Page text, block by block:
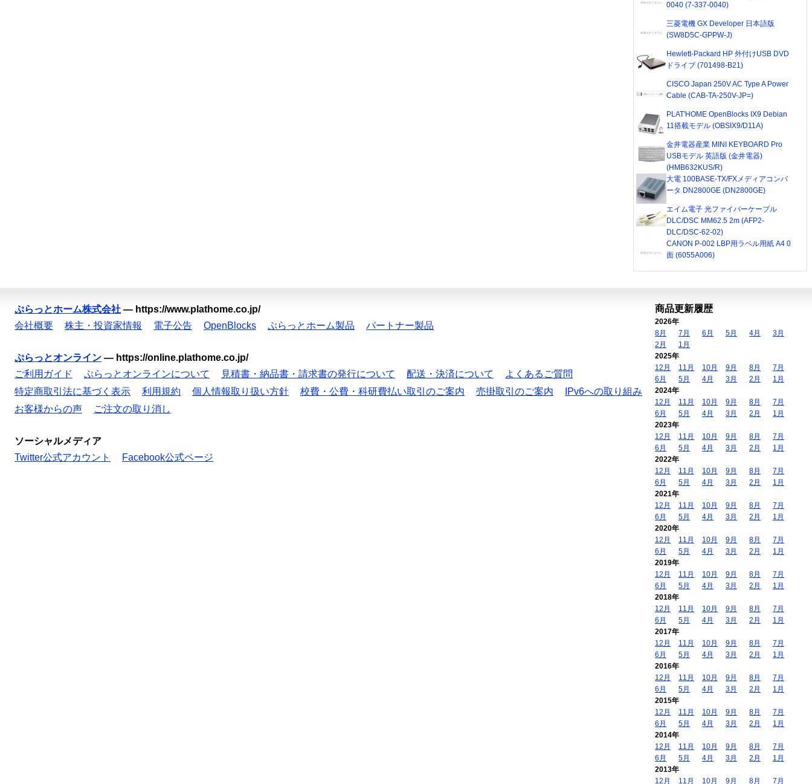
0040 (7-337-0040)
三菱電機 GX Developer 日本語版
(SW8D5C-GPPW-J)
Hewlett-Packard HP 外付けUSB DVD
ドライブ (701498-B21)
CISCO Japan 250V AC Type A Power
Cable (CAB-TA-250V-JP=)
PLAT'HOME OpenBlocks IX9 Debian
11搭載モデル (OBSIX9/D11A)
金井電器産業 MINI KEYBOARD Pro
USBモデル 英語版 (金井電器)
(HMB632KUS/R)
大電 100BASE-TX/FXメディアコンバ
ータ DN2800GE (DN2800GE)
エイム電子 光ファイバーケーブル
DLC/DSC MM62.5 2m (AFP2-
DLC/DSC-62-02)
CANON P-002 LBP用ラベル用紙 A4 0
面 (6055A006)
ぷらっとホーム株式会社 — https://www.plathome.co.jp/
会社概要
株主・投資家情報 電子公告 OpenBlocks ぷらっとホーム製品 パートナー製品
ぷらっとオンライン — https://online.plathome.co.jp/
ご利用ガイド
ぷらっとオンラインについて 見積書・納品書・請求書の発行について 配送・決済について
よくあるご質問
特定商取引法に基づく表示
利用規約 個人情報取り扱い方針 校費・公費・科研費払い取引のご案内 売掛取引のご案内
IPv6への取り組み
お客様からの声
ご注文の取り消し
ソーシャルメディア
Twitter公式アカウント
Facebook公式ページ
商品更新履歴
2026年
8月
7月 6月 5月 4月
3月
2月
1月
2025年
12月
11月 10月 9月 8月
7月
6月
5月 4月 3月 2月
1月
2024年
12月
11月 10月 9月 8月
7月
6月
5月 4月 3月 2月
1月
2023年
12月
11月 10月 9月 8月
7月
6月
5月 4月 3月 2月
1月
2022年
12月
11月 10月 9月 8月
7月
6月
5月 4月 3月 2月
1月
2021年
12月
11月 10月 9月 8月
7月
6月
5月 4月 3月 2月
1月
2020年
12月
11月 10月 9月 8月
7月
6月
5月 4月 3月 2月
1月
2019年
12月
11月 10月 9月 8月
7月
6月
5月 4月 3月 2月
1月
2018年
12月
11月 10月 9月 8月
7月
6月
5月 4月 3月 2月
1月
2017年
12月
11月 10月 9月 8月
7月
6月
5月 4月 3月 2月
1月
2016年
12月
11月 10月 9月 8月
7月
6月
5月 4月 3月 2月
1月
2015年
12月
11月 10月 9月 8月
7月
6月
5月 4月 3月 2月
1月
2014年
12月
11月 10月 9月 8月
7月
6月
5月 4月 3月 2月
1月
2013年
12月
11月 10月 9月 8月 7月